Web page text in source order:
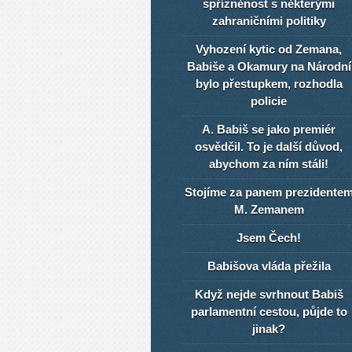
spřízněnost s některými
zahraničními politiky
Vyhození kytic od Zemana,
Babiše a Okamury na Národní
bylo přestupkem, rozhodla
policie
A. Babiš se jako premiér
osvědčil. To je další důvod,
abychom za ním stáli!
Stojíme za panem
M. Zemanem
Jsem Čech!
Babišova vláda přežila
Když nejde svrhnout Babiš
parlamentní cestou, půjde to
jinak?